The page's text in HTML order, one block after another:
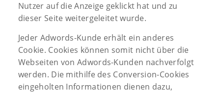
Nutzer auf die Anzeige geklickt hat und zu
dieser Seite weitergeleitet wurde.
Jeder Adwords-Kunde erhält ein anderes
Cookie. Cookies können somit nicht über die
Webseiten von Adwords-Kunden nachverfolgt
werden. Die mithilfe des Conversion-Cookies
eingeholten Informationen dienen dazu,